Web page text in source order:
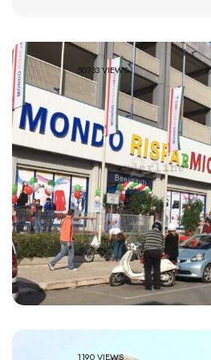
50733 VIEWS
1190 VIEWS